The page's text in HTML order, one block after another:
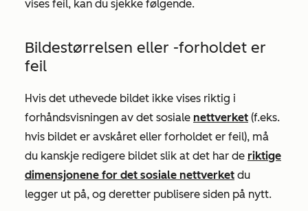
vises feil, kan du sjekke følgende.
Bildestørrelsen eller -forholdet er
feil
Hvis det uthevede bildet ikke vises riktig i
forhåndsvisningen av det sosiale nettverket (f.eks.
hvis bildet er avskåret eller forholdet er feil), må
du kanskje redigere bildet slik at det har de riktige
dimensjonene for det sosiale nettverket du
legger ut på, og deretter publisere siden på nytt.